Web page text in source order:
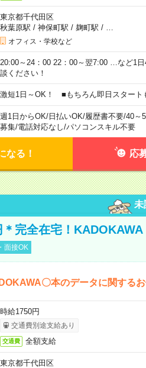
東京都千代田区
秋葉原駅 / 神保町駅 / 麹町駅 /
オフィス・学校など
20:00～24：00 22：00～翌7:00 …など1
談ください！
激短1日～OK！ ■もちろん即日スター
週1日からOK/日払いOK/履歴書不要/40～
募集/電話対応なし/パソコンスキル不要
なる！ 応
未
＊完全在宅！
面接OK
〇本のデータに関するお
時給1750円
交通費別途支給あり
交通費 全額支給
東京都千代田区